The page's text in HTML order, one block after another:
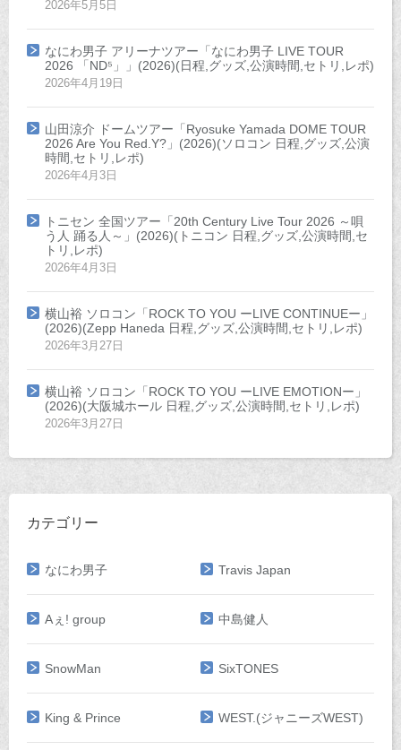
2026年5月5日
なにわ男子 アリーナツアー「なにわ男子 LIVE TOUR
2026 「ND⁵」」(2026)(日程,グッズ,公演時間,セトリ,レポ)
2026年4月19日
山田涼介 ドームツアー「Ryosuke Yamada DOME TOUR
2026 Are You Red.Y?」(2026)(ソロコン 日程,グッズ,公演
時間,セトリ,レポ)
2026年4月3日
トニセン 全国ツアー「20th Century Live Tour 2026 ～唄
う人 踊る人～」(2026)(トニコン 日程,グッズ,公演時間,セ
トリ,レポ)
2026年4月3日
横山裕 ソロコン「ROCK TO YOU ーLIVE CONTINUEー」
(2026)(Zepp Haneda 日程,グッズ,公演時間,セトリ,レポ)
2026年3月27日
横山裕 ソロコン「ROCK TO YOU ーLIVE EMOTIONー」
(2026)(大阪城ホール 日程,グッズ,公演時間,セトリ,レポ)
2026年3月27日
カテゴリー
なにわ男子 Travis Japan
Aぇ! group 中島健人
SnowMan SixTONES
King & Prince WEST.(ジャニーズWEST)